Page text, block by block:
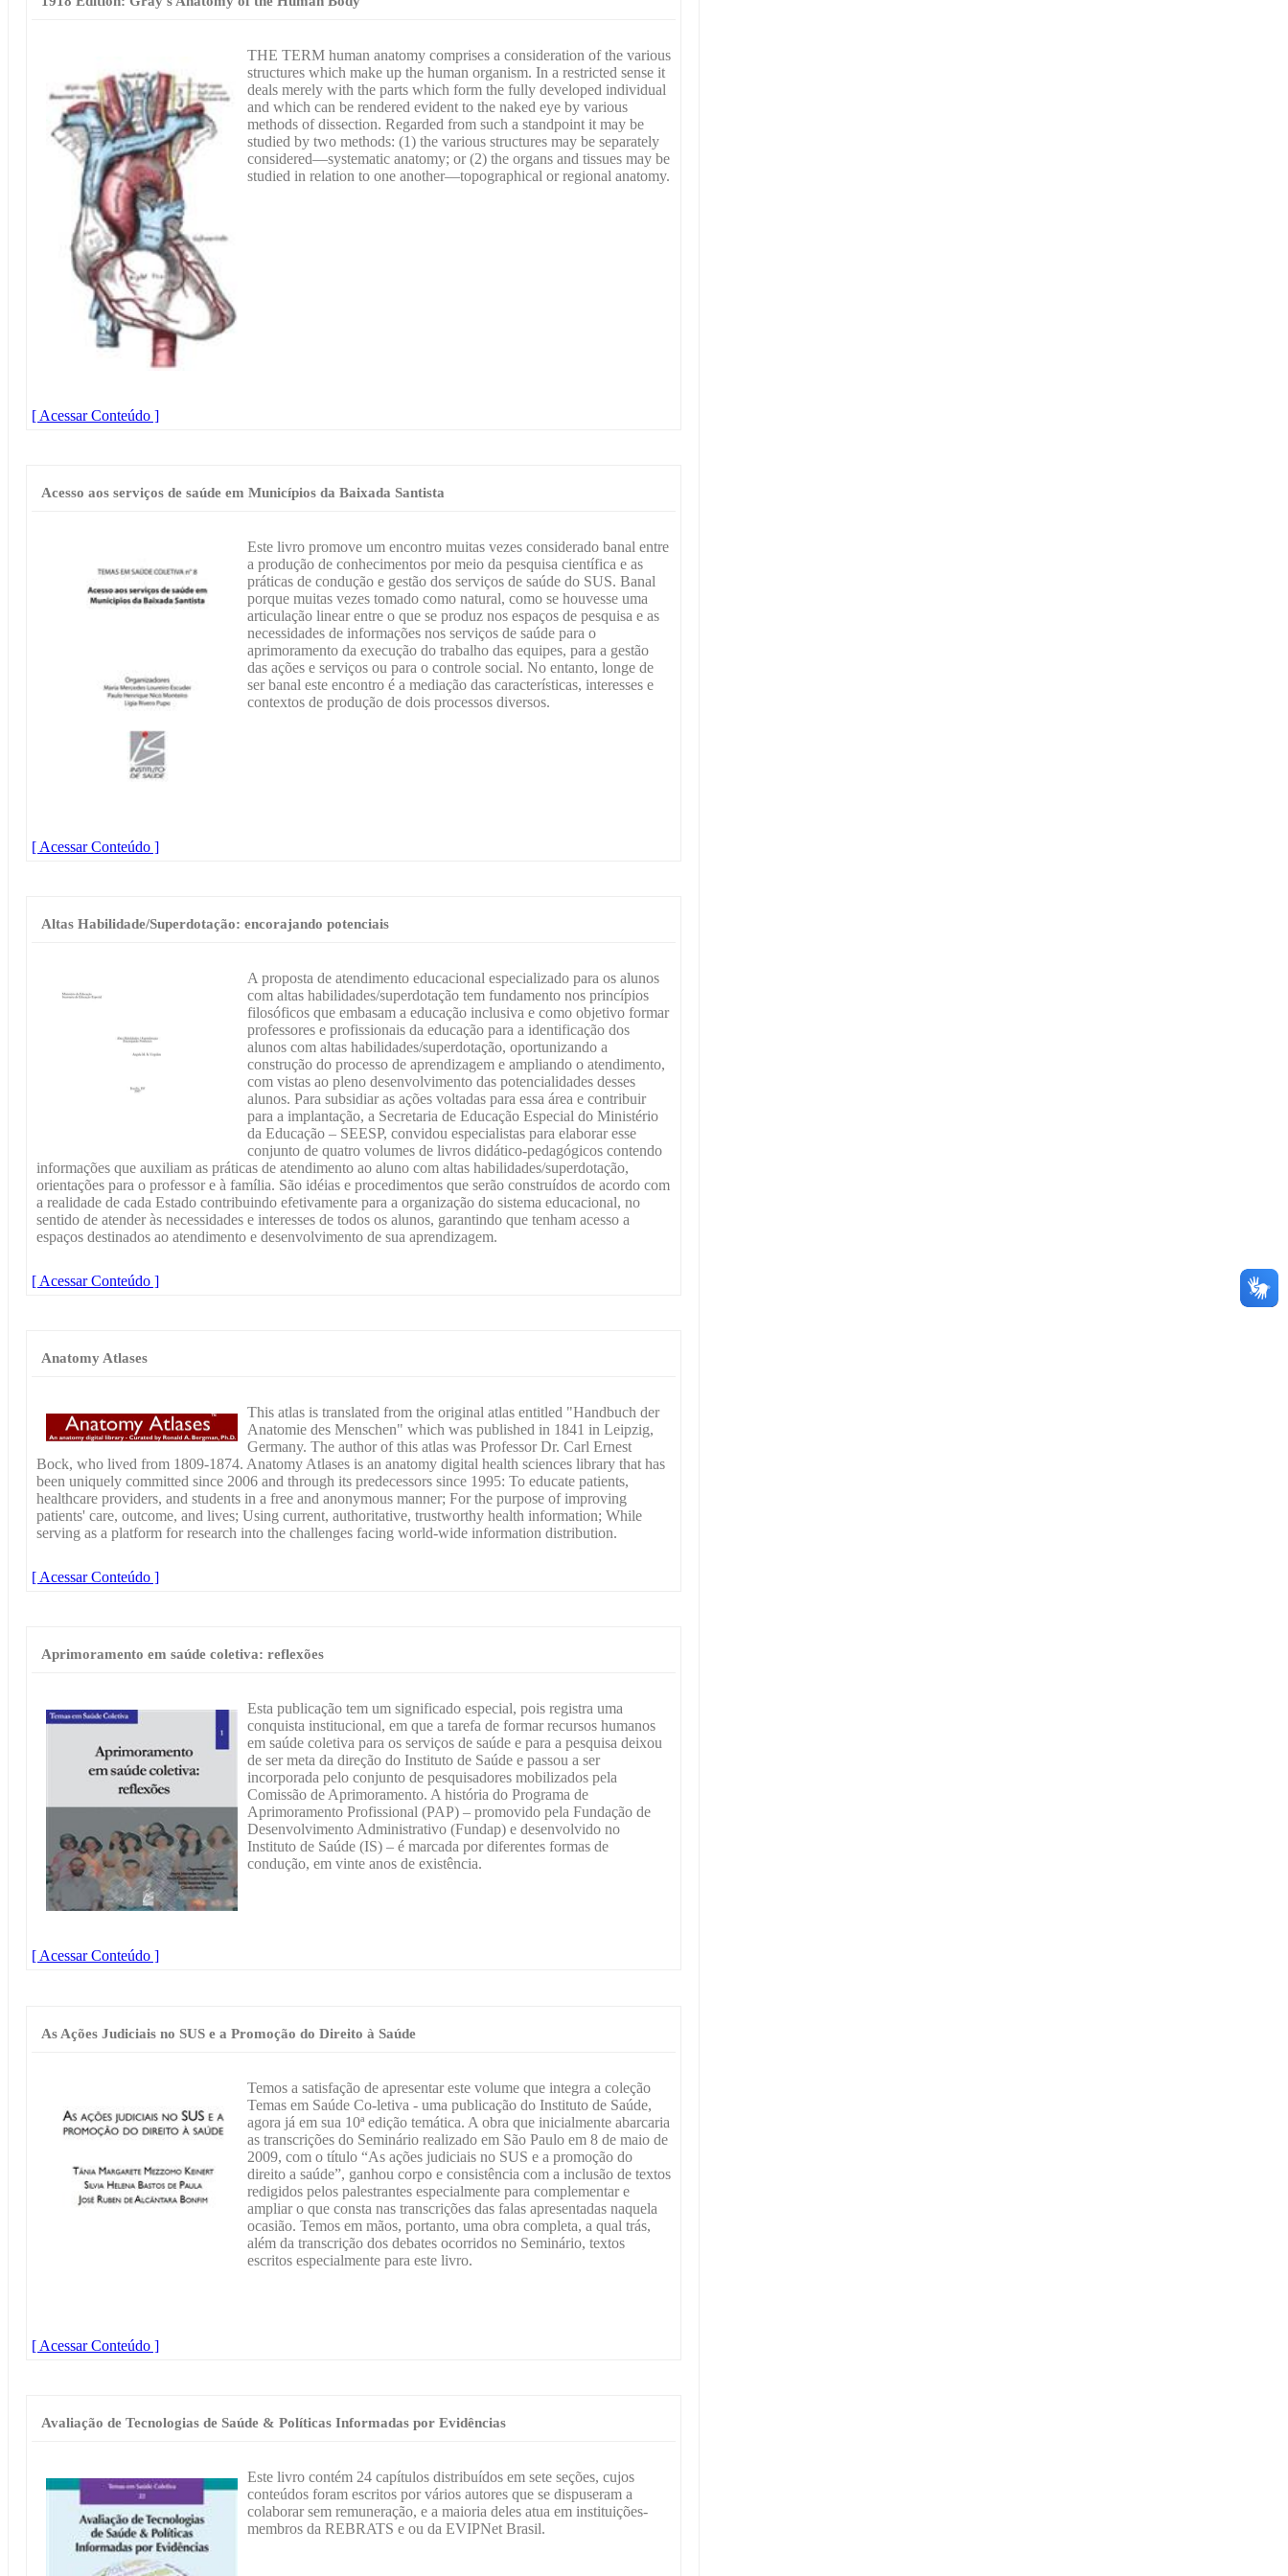
THE TERM human anatomy comprises a consideration of the various
structures which make up the human organism. In a restricted sense it
deals merely with the parts which form the fully developed individual
and which can be rendered evident to the naked eye by various
methods of dissection. Regarded from such a standpoint it may be
studied by two methods: (1) the various structures may be separately
considered—systematic anatomy; or (2) the organs and tissues may be
studied in relation to one another—topographical or regional anatomy.
[ Acessar Conteúdo ]
Acesso aos serviços de saúde em Municípios da Baixada Santista
Este livro promove um encontro muitas vezes considerado banal entre
a produção de conhecimentos por meio da pesquisa científica e as
práticas de condução e gestão dos serviços de saúde do SUS. Banal
porque muitas vezes tomado como natural, como se houvesse uma
articulação linear entre o que se produz nos espaços de pesquisa e as
necessidades de informações nos serviços de saúde para o
aprimoramento da execução do trabalho das equipes, para a gestão
das ações e serviços ou para o controle social. No entanto, longe de
ser banal este encontro é a mediação das características, interesses e
contextos de produção de dois processos diversos.
[ Acessar Conteúdo ]
Altas Habilidade/Superdotação: encorajando potenciais
A proposta de atendimento educacional especializado para os alunos
com altas habilidades/superdotação tem fundamento nos princípios
filosóficos que embasam a educação inclusiva e como objetivo formar
professores e profissionais da educação para a identificação dos
alunos com altas habilidades/superdotação, oportunizando a
construção do processo de aprendizagem e ampliando o atendimento,
com vistas ao pleno desenvolvimento das potencialidades desses
alunos. Para subsidiar as ações voltadas para essa área e contribuir
para a implantação, a Secretaria de Educação Especial do Ministério
da Educação – SEESP, convidou especialistas para elaborar esse
conjunto de quatro volumes de livros didático-pedagógicos contendo
informações que auxiliam as práticas de atendimento ao aluno com altas habilidades/superdotação,
orientações para o professor e à família. São idéias e procedimentos que serão construídos de acordo com
a realidade de cada Estado contribuindo efetivamente para a organização do sistema educacional, no
sentido de atender às necessidades e interesses de todos os alunos, garantindo que tenham acesso a
espaços destinados ao atendimento e desenvolvimento de sua aprendizagem.
[ Acessar Conteúdo ]
Anatomy Atlases
This atlas is translated from the original atlas entitled "Handbuch der
Anatomie des Menschen" which was published in 1841 in Leipzig,
Germany. The author of this atlas was Professor Dr. Carl Ernest
Bock, who lived from 1809-1874. Anatomy Atlases is an anatomy digital health sciences library that has
been uniquely committed since 2006 and through its predecessors since 1995: To educate patients,
healthcare providers, and students in a free and anonymous manner; For the purpose of improving
patients' care, outcome, and lives; Using current, authoritative, trustworthy health information; While
serving as a platform for research into the challenges facing world-wide information distribution.
[ Acessar Conteúdo ]
Aprimoramento em saúde coletiva: reflexões
Esta publicação tem um significado especial, pois registra uma
conquista institucional, em que a tarefa de formar recursos humanos
em saúde coletiva para os serviços de saúde e para a pesquisa deixou
de ser meta da direção do Instituto de Saúde e passou a ser
incorporada pelo conjunto de pesquisadores mobilizados pela
Comissão de Aprimoramento. A história do Programa de
Aprimoramento Profissional (PAP) – promovido pela Fundação de
Desenvolvimento Administrativo (Fundap) e desenvolvido no
Instituto de Saúde (IS) – é marcada por diferentes formas de
condução, em vinte anos de existência.
[ Acessar Conteúdo ]
As Ações Judiciais no SUS e a Promoção do Direito à Saúde
Temos a satisfação de apresentar este volume que integra a coleção
Temas em Saúde Co-letiva - uma publicação do Instituto de Saúde,
agora já em sua 10ª edição temática. A obra que inicialmente abarcaria
as transcrições do Seminário realizado em São Paulo em 8 de maio de
2009, com o título “As ações judiciais no SUS e a promoção do
direito a saúde”, ganhou corpo e consistência com a inclusão de textos
redigidos pelos palestrantes especialmente para complementar e
ampliar o que consta nas transcrições das falas apresentadas naquela
ocasião. Temos em mãos, portanto, uma obra completa, a qual trás,
além da transcrição dos debates ocorridos no Seminário, textos
escritos especialmente para este livro.
[ Acessar Conteúdo ]
Avaliação de Tecnologias de Saúde & Políticas Informadas por Evidências
Este livro contém 24 capítulos distribuídos em sete seções, cujos
conteúdos foram escritos por vários autores que se dispuseram a
colaborar sem remuneração, e a maioria deles atua em instituições-
membros da REBRATS e ou da EVIPNet Brasil.